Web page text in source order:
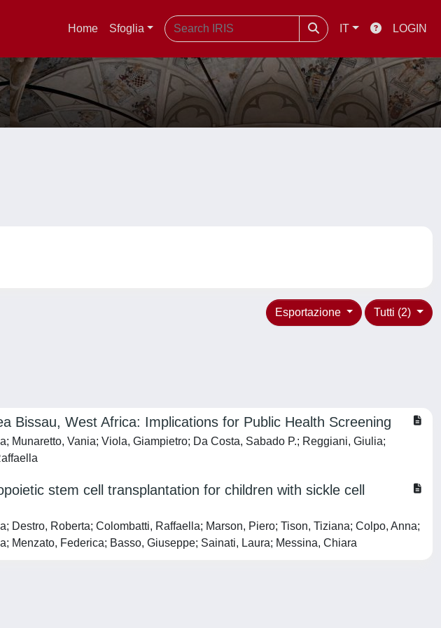
Home Sfoglia IT LOGIN
Tutti (2)
Esportazione
Bissau, West Africa: Implications for Public Health Screening
Munaretto, Vania; Viola, Giampietro; Da Costa, Sabado P.; Reggiani, Giulia;
stem cell transplantation for children with sickle cell
Roberta; Colombatti, Raffaella; Marson, Piero; Tison, Tiziana; Colpo, Anna;
Menzato, Federica; Basso, Giuseppe; Sainati, Laura; Messina, Chiara